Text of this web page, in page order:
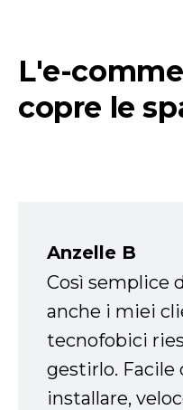
L'e-
copre le
Anzelle B
Così semplice
anche i miei
tecnofobici
gestirlo. Facile
installare,